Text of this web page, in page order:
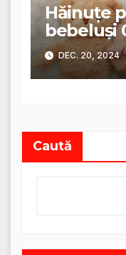
Hăinuțe
bebeluși
garantată
DEC. 20, 2024
Caută